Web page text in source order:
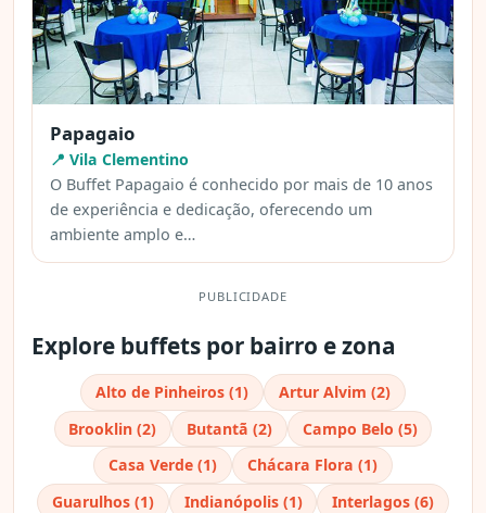
Papagaio
📍 Vila Clementino
O Buffet Papagaio é conhecido por mais de 10 anos
de experiência e dedicação, oferecendo um
ambiente amplo e…
PUBLICIDADE
Explore buffets por bairro e zona
Alto de Pinheiros (1)
Artur Alvim (2)
Brooklin (2)
Butantã (2)
Campo Belo (5)
Casa Verde (1)
Chácara Flora (1)
Guarulhos (1)
Indianópolis (1)
Interlagos (6)